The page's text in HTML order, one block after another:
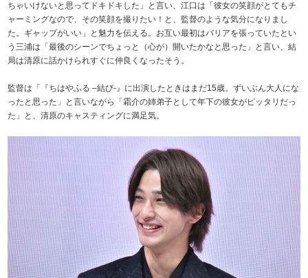
ちゃいけないと思ってドキドキした」と言い、江口は「彼女の笑顔がとてもチ
ャーミングなので、その笑顔を撮りたい！と、監督のような気分になりまし
た。ギャップがいい」と魅力を伝える。お互い最初はバリアを張っていたとい
う三浦は「最後のシーンでちょっと（心が）開いたかなと思った」と言い、結
局は清原に話かけられすぐに仲良くなったそう。
監督は「『ちはやふる –結び-』に出演したときはまだ15歳。ずいぶん大人にな
ったと思った」と言いながら「霜介の姉弟子として年下の彼女がピッタリだっ
た」と、清原のキャスティングに満足気。